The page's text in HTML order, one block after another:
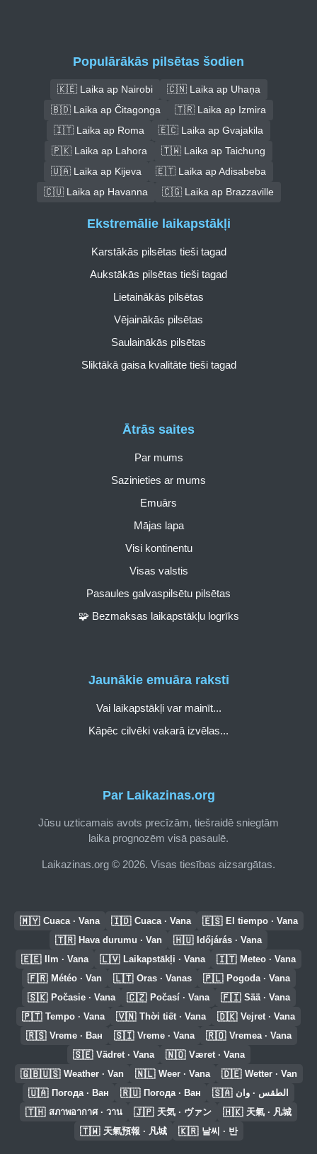
Populārākās pilsētas šodien
🇰🇪 Laika ap Nairobi
🇨🇳 Laika ap Uhaņa
🇧🇩 Laika ap Čitagonga
🇹🇷 Laika ap Izmira
🇮🇹 Laika ap Roma
🇪🇨 Laika ap Gvajakila
🇵🇰 Laika ap Lahora
🇹🇼 Laika ap Taichung
🇺🇦 Laika ap Kijeva
🇪🇹 Laika ap Adisabeba
🇨🇺 Laika ap Havanna
🇨🇬 Laika ap Brazzaville
Par Laikazinas.org
Jūsu uzticamais avots precīzām, tiešraidē sniegtām
laika prognozēm visā pasaulē.
Laikazinas.org © 2026. Visas tiesības aizsargātas.
Ātrās saites
Par mums
Sazinieties ar mums
Emuārs
Mājas lapa
Visi kontinentu
Visas valstis
Pasaules galvaspilsētu pilsētas
🧩 Bezmaksas laikapstākļu logrīks
Ekstremālie laikapstākļi
Karstākās pilsētas tieši tagad
Aukstākās pilsētas tieši tagad
Lietainākās pilsētas
Vējainākās pilsētas
Saulainākās pilsētas
Sliktākā gaisa kvalitāte tieši tagad
Jaunākie emuāra raksti
Vai laikapstākļi var mainīt...
Kāpēc cilvēki vakarā izvēlas...
🇲🇾 Cuaca · Vana 🇮🇩 Cuaca · Vana 🇪🇸 El tiempo · Vana
🇹🇷 Hava durumu · Van 🇭🇺 Időjárás · Vana
🇪🇪 Ilm · Vana 🇱🇻 Laikapstākļi · Vana 🇮🇹 Meteo · Vana
🇫🇷 Météo · Van 🇱🇹 Oras · Vanas 🇵🇱 Pogoda · Vana
🇸🇰 Počasie · Vana 🇨🇿 Počasí · Vana 🇫🇮 Sää · Vana
🇵🇹 Tempo · Vana 🇻🇳 Thời tiết · Vana 🇩🇰 Vejret · Vana
🇷🇸 Vreme · Ван 🇸🇮 Vreme · Vana 🇷🇴 Vremea · Vana
🇸🇪 Vädret · Vana 🇳🇴 Været · Vana
🇬🇧🇺🇸 Weather · Van 🇳🇱 Weer · Vana 🇩🇪 Wetter · Van
🇺🇦 Погода · Ван 🇷🇺 Погода · Ван 🇸🇦 الطقس · وان
🇹🇭 สภาพอากาศ · วาน 🇯🇵 天気 · ヴァン 🇭🇰 天氣 · 凡城
🇹🇼 天氣預報 · 凡城 🇰🇷 날씨 · 반